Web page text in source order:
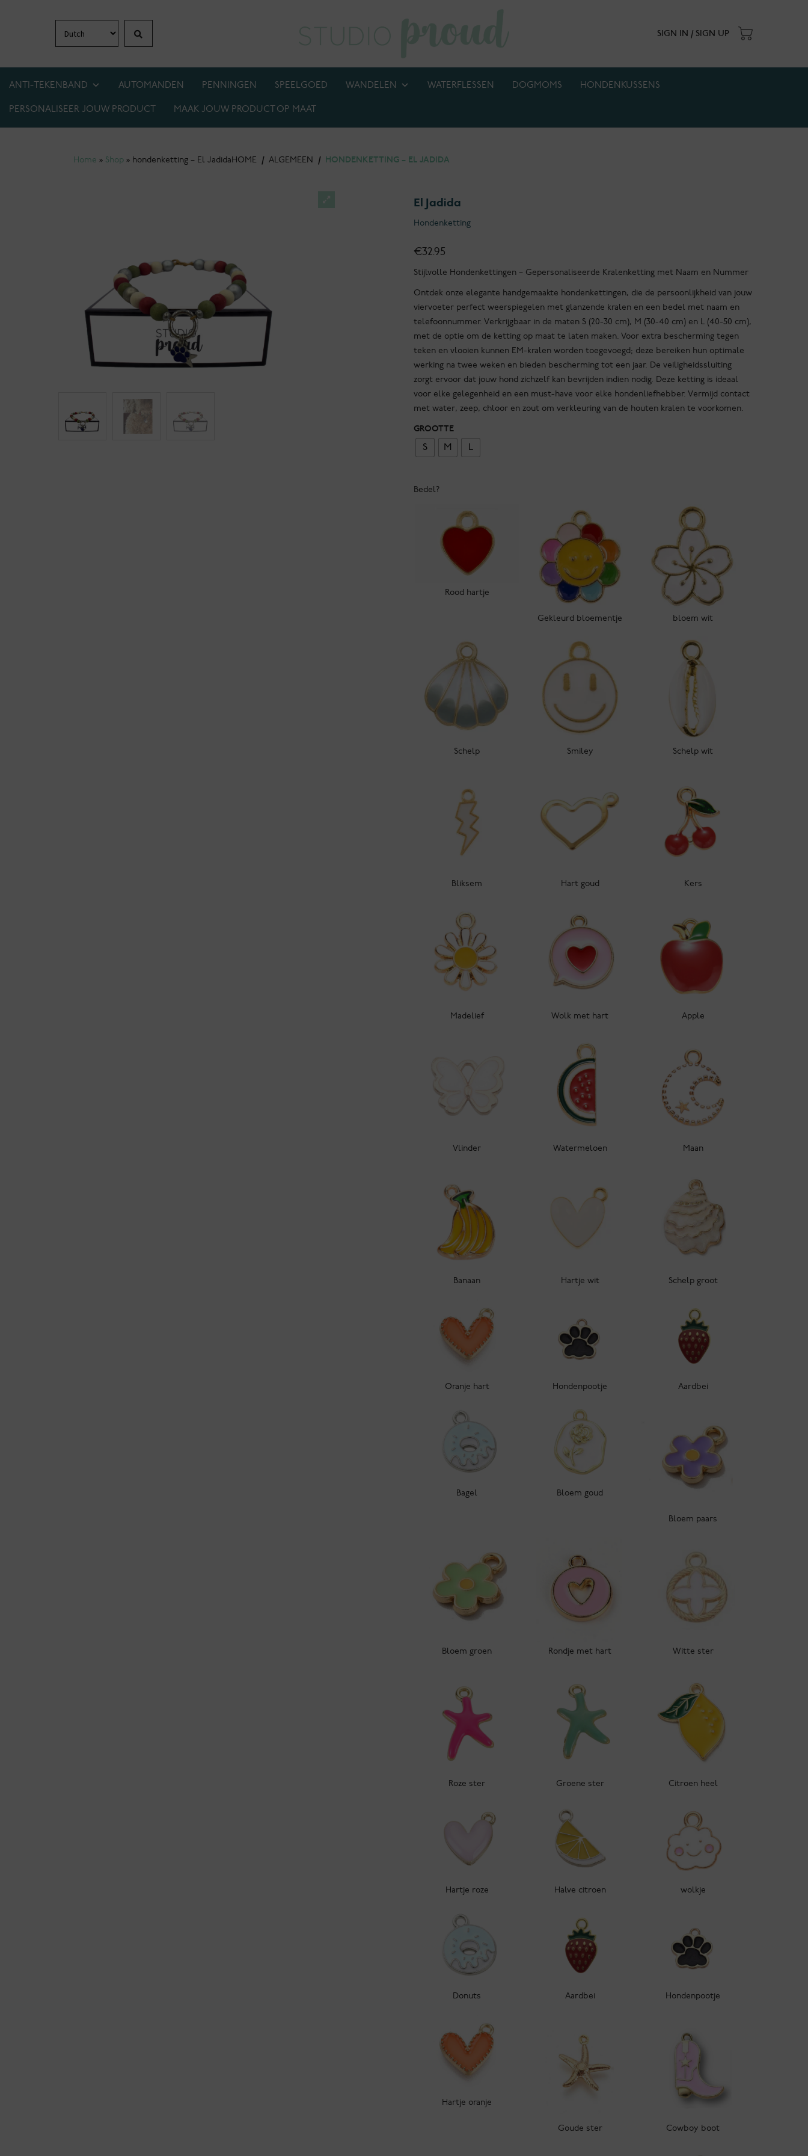
navigatie
inhoud
SIGN IN / SIGN UP
ANTI-TEKENBAND AUTOMANDEN PENNINGEN SPEELGOED WANDELEN WATERFLESSEN DOGMOMS HONDENKUSSENS
PERSONALISEER JOUW PRODUCT MAAK JOUW PRODUCT OP MAAT
Home » Shop » hondenketting – El JadidaHOME / ALGEMEEN / HONDENKETTING – EL JADIDA
El Jadida
Hondenketting
€32.95
Stijlvolle Hondenkettingen – Gepersonaliseerde Kralenketting met Naam en Nummer
Ontdek onze elegante handgemaakte hondenkettingen, die de persoonlijkheid van jouw
viervoeter perfect weerspiegelen met glanzende kralen en een bedel met naam en
telefoonnummer. Verkrijgbaar in de maten S (20-30 cm), M (30-40 cm) en L (40-50 cm),
met de optie om de ketting op maat te laten maken. Voor extra bescherming tegen
teken en vlooien kunnen EM-kralen worden toegevoegd; deze bereiken hun optimale
werking na twee weken en bieden bescherming tot een jaar. De veiligheidssluiting
zorgt ervoor dat jouw hond zichzelf kan bevrijden indien nodig. Deze ketting is ideaal
voor elke gelegenheid en een must-have voor elke hondenliefhebber. Vermijd contact
met water, zeep, chloor en zout om verkleuring van de houten kralen te voorkomen.
GROOTTE
S M L
Bedel?
Rood hartje
Gekleurd bloementje bloem wit
Schelp Smiley Schelp wit
Bliksem Hart goud Kers
Madelief Wolk met hart Apple
Vlinder Watermeloen Maan
Banaan Hartje wit Schelp groot
Oranje hart Hondenpootje Aardbei
Bagel Bloem goud
Bloem paars
Bloem groen Rondje met hart Witte ster
Roze ster Groene ster Citroen heel
Hartje roze Halve citroen wolkje
Donuts Aardbei Hondenpootje
Hartje oranje
Goude ster Cowboy boot